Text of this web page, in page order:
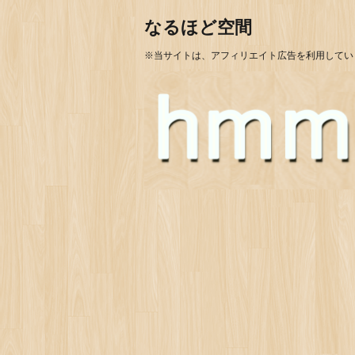
なるほど空間
※当サイトは、アフィリエイト広告を利用して